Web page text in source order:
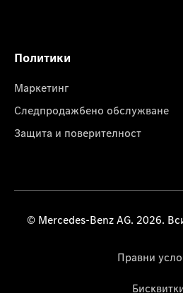
Политики
Маркетинг
Следпродажбено обслужване
Защита и поверителност
© Mercedes-Benz AG. 2026.
Правни